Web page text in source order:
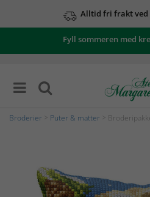
Alltid fri frakt ved
Fyll sommeren med
Broderier Puter & matter >